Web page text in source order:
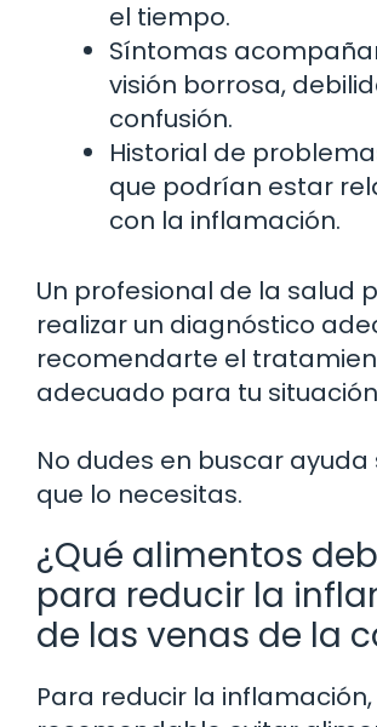
el tiempo.
Síntomas
visión borrosa,
confusión.
Historial de
que podrían estar
con la inflamación.
Un profesional de la salud
realizar un diagnóstico
recomendarte el
adecuado para tu
No dudes en buscar ayuda
que lo necesitas.
¿Qué alimentos
para reducir la
de las venas de la
Para reducir la inflamación,